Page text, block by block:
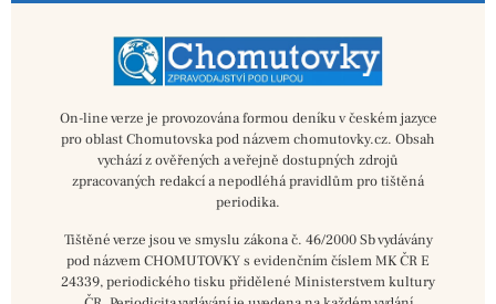
On-line verze je provozována formou deníku v českém jazyce
pro oblast Chomutovska pod názvem chomutovky.cz. Obsah
vychází z ověřených a veřejně dostupných zdrojů
zpracovaných redakcí a nepodléhá pravidlům pro tištěná
periodika.
Tištěné verze jsou ve smyslu zákona č. 46/2000 Sb vydávány
pod názvem CHOMUTOVKY s evidenčním číslem MK ČR E
24339, periodického tisku přidělené Ministerstvem kultury